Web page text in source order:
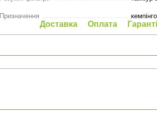
Призначення
Доставка Оплата